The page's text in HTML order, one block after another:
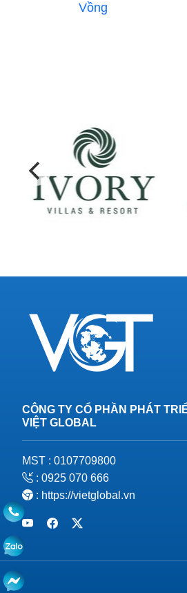
Vồng
CÔNG TY CỔ PHẦN PHÁT
VIỆT GLOBAL
MST : 0107709800
: 0925 070 666
: https://vietglobal.vn